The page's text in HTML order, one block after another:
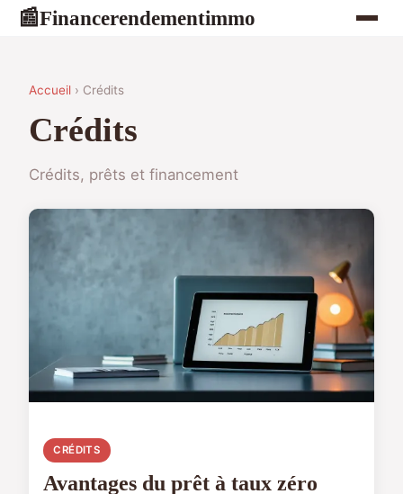
📰Financerendementimmo
Accueil › Crédits
Crédits
Crédits, prêts et financement
CRÉDITS
Avantages du prêt à taux zéro